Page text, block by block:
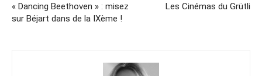
« Dancing Beethoven » : misez
sur Béjart dans de la IXème !
Les Cinémas du Grütli